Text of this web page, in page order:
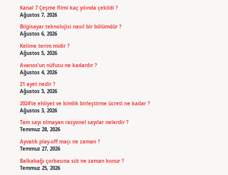
Kanal 7 Çeşme filmi kaç yılında çekildi ?
Ağustos 7, 2026
Bilgisayar teknolojisi nasıl bir bölümdür ?
Ağustos 6, 2026
Kelime terim midir ?
Ağustos 5, 2026
Avanos’un nüfusu ne kadardır ?
Ağustos 4, 2026
21 ayet nedir ?
Ağustos 3, 2026
2024’te ehliyet ve kimlik birleştirme ücreti ne kadar ?
Ağustos 3, 2026
Tam sayı olmayan rasyonel sayılar nelerdir ?
Temmuz 28, 2026
Ayvalık play-off maçı ne zaman ?
Temmuz 27, 2026
Balkabağı çorbasına süt ne zaman konur ?
Temmuz 25, 2026